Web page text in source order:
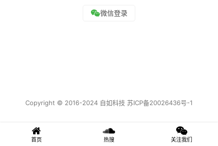
Copyright © 2016-2024 自如科技 苏ICP备20026436号-1
首页 热搜 关注我们